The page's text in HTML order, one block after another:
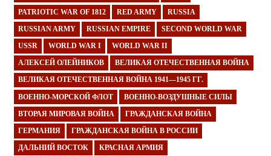
PATRIOTIC WAR OF 1812 RED ARMY RUSSIA
RUSSIAN ARMY RUSSIAN EMPIRE SECOND WORLD WAR
USSR WORLD WAR I WORLD WAR II
АЛЕКСЕЙ ОЛЕЙНИКОВ ВЕЛИКАЯ ОТЕЧЕСТВЕННАЯ ВОЙНА
ВЕЛИКАЯ ОТЕЧЕСТВЕННАЯ ВОЙНА 1941—1945 ГГ.
ВОЕННО-МОРСКОЙ ФЛОТ ВОЕННО-ВОЗДУШНЫЕ СИЛЫ
ВТОРАЯ МИРОВАЯ ВОЙНА ГРАЖДАНСКАЯ ВОЙНА
ГЕРМАНИЯ ГРАЖДАНСКАЯ ВОЙНА В РОССИИ
ДАЛЬНИЙ ВОСТОК КРАСНАЯ АРМИЯ